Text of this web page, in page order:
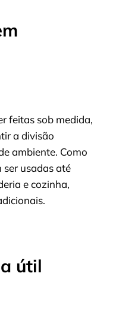
feitas sob medida,
a divisão
ambiente. Como
usadas até
e cozinha,
útil